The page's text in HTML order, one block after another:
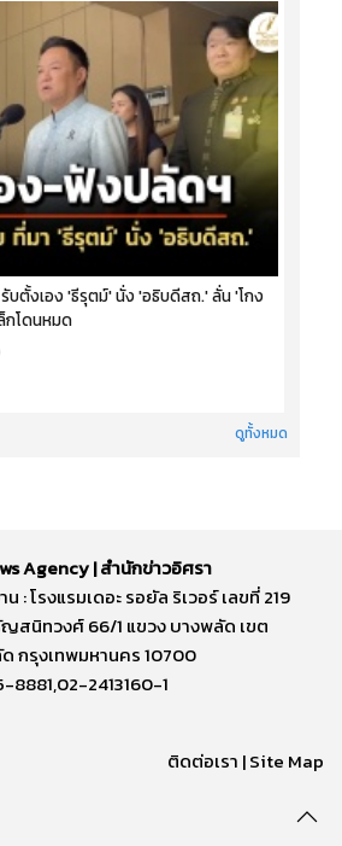
บตั้งเอง 'ธีรุตม์' นั่ง 'อธิบดีสถ.' ลั่น 'โกง
โดนหมด
ดูทั้งหมด
Agency | สำนักข่าวอิศรา
: โรงแรมเดอะ รอยัล ริเวอร์ เลขที่ 219
สนิทวงศ์ 66/1 แขวง บางพลัด เขต
กรุงเทพมหานคร 10700
8881,02-2413160-1
ติดต่อเรา |Site Map